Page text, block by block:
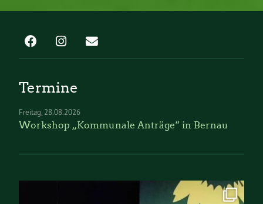
Termine
Freitag 28.08.2026
Workshop „Kommunale Anträge“ in Bernau